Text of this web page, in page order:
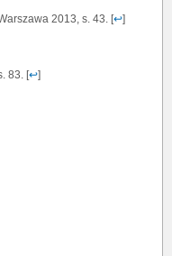
2013, s. 43. [↩]
83. [↩]